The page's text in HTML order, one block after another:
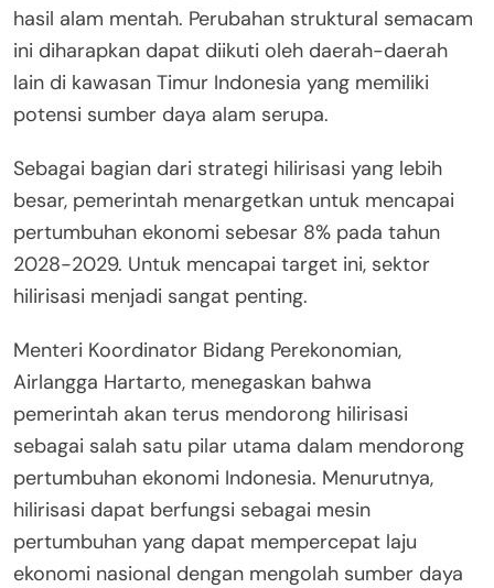
hasil alam mentah. Perubahan struktural semacam
ini diharapkan dapat diikuti oleh daerah-daerah
lain di kawasan Timur Indonesia yang memiliki
potensi sumber daya alam serupa.
Sebagai bagian dari strategi hilirisasi yang lebih
besar, pemerintah menargetkan untuk mencapai
pertumbuhan ekonomi sebesar 8% pada tahun
2028-2029. Untuk mencapai target ini, sektor
hilirisasi menjadi sangat penting.
Menteri Koordinator Bidang Perekonomian,
Airlangga Hartarto, menegaskan bahwa
pemerintah akan terus mendorong hilirisasi
sebagai salah satu pilar utama dalam mendorong
pertumbuhan ekonomi Indonesia. Menurutnya,
hilirisasi dapat berfungsi sebagai mesin
pertumbuhan yang dapat mempercepat laju
ekonomi nasional dengan mengolah sumber daya